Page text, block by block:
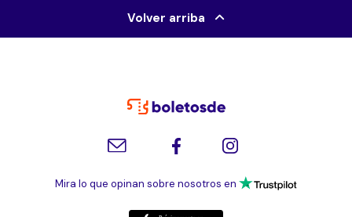
Volver arriba
Mira lo que opinan sobre nosotros en